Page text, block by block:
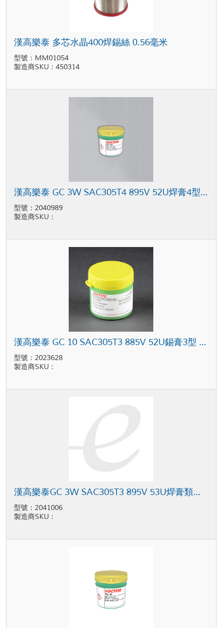
漢高樂泰 多芯水晶400焊錫絲 0.56毫米
型號：MM01054
製造商SKU：450314
漢高樂泰 GC 3W SAC305T4 895V 52U焊膏4型 灰色 500克 罐裝
型號：2040989
製造商SKU：
漢高樂泰 GC 10 SAC305T3 885V 52U錫膏3型 灰色 500克 罐裝
型號：2023628
製造商SKU：
漢高樂泰GC 3W SAC305T3 895V 53U焊膏類型3 灰色 600k Semco 卡筒包裝
型號：2041006
製造商SKU：